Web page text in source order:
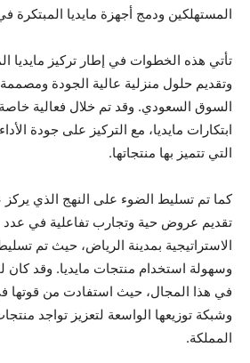
المستهلكين ودمج أجهزة مايديا المبتكرة
تأتي هذه الخطوات في إطار تركيز مايديا
وتقديم حلول منزلية عالية الجودة
السوق السعودي. وقد تم خلال فعالية
ابتكارات مايديا، مع التركيز على جودة
التي تتميز بها منتجاتها.
كما تم تسليط الضوء على النهج الذي
تقديم عروض حية وتجارب تفاعلية في عدد
الاستراتيجية بمدينة الرياض، حيث تم
وسهولة استخدام منتجات مايديا. وقد كان
في هذا المجال، حيث استفادت من قوتها
وشبكة توزيعها الواسعة لتعزيز تواجد
المملكة.